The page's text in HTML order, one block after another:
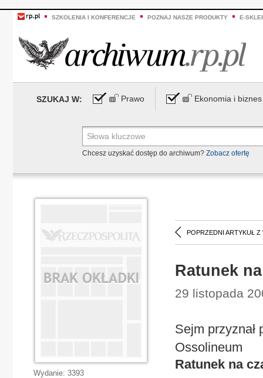
SZKOLENIA I KONFERENCJE POZNAJ NASZE PRODUKTY E-
SZUKAJ W: Prawo Ekonomia i biznes
Chcesz uzyskać dostęp do archiwum? Zobacz ofertę
POPRZEDNI ARTYKUŁ Z
Ratunek
29 listopada
Sejm
Ossolineum
Ratunek na
Wydanie: 3393